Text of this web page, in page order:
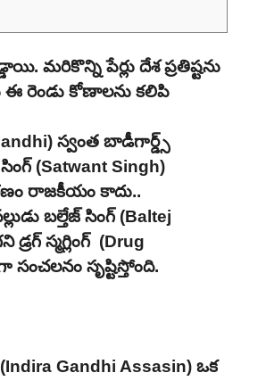
మరికొన్ని పేర్లు దేశ ప్రతిష్టను
రెండు కోణాలను కలిపి
స్వంత బాడీగార్డ్స్
(Satwant Singh)
రాజకీయం కాదు..
బల్తేజ్ సింగ్ (Baltej
స్మగ్లింగ్ (Drug
సృష్టిస్తోంది.
Gandhi Assasin) ఒక